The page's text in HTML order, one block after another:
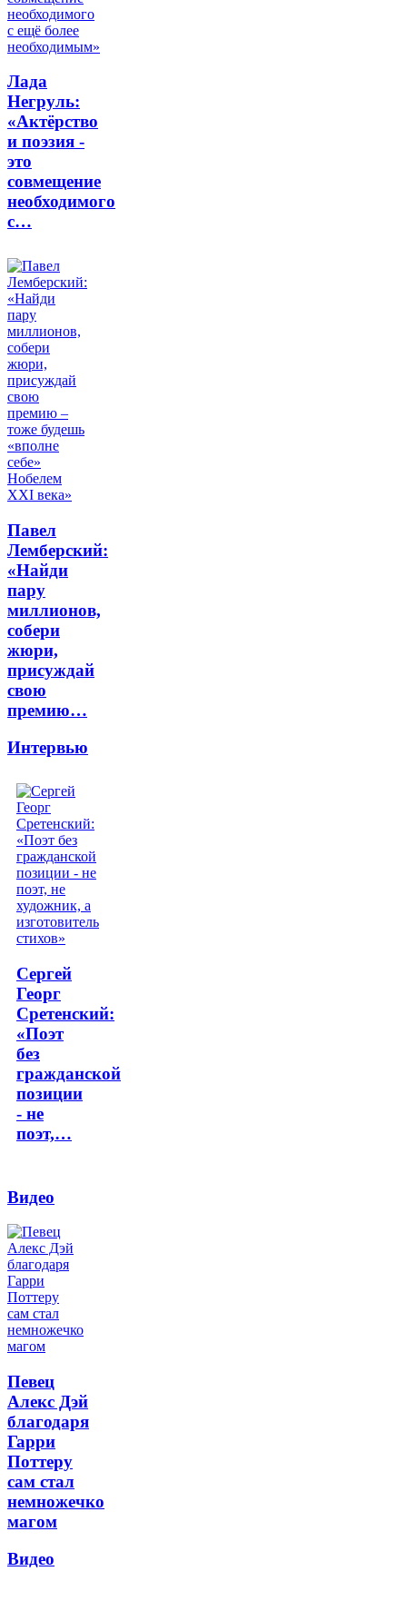
Лада
Негруль:
«Актёрство
и поэзия -
это
совмещение
необходимого
с…
Павел
Лемберский:
«Найди
пару
миллионов,
собери
жюри,
присуждай
свою
премию…
Интервью
Сергей
Георг
Сретенский:
«Поэт
без
гражданской
позиции
- не
поэт,…
Видео
Певец
Алекс Дэй
благодаря
Гарри
Поттеру
сам стал
немножечко
магом
Видео